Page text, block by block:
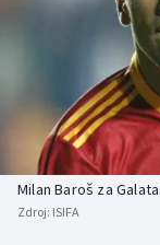
DALŠÍ SPORTY
Americký fotbal
Baseball a
Basketbal
Biatlon
NEPŘEHLÉDNĚTE
Soutěže
Historické
Aplikace ČT sport
Milan Baroš za
Zdroj: ISIFA